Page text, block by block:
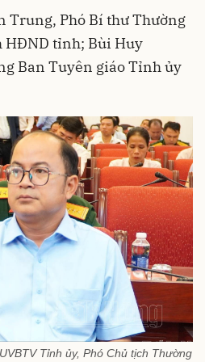
Trung, Phó Bí thư Thường
HĐND tỉnh; Bùi Huy
Ban Tuyên giáo Tỉnh ủy
Tỉnh ủy, Phó Chủ tịch Thường